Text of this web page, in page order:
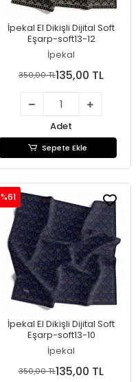
İpekal El Dikişli Dijital Soft
Eşarp-soft13-12
İpekal
350,00 TL135,00 TL
Adet
Sepete Ekle
İpekal El Dikişli Dijital Soft
Eşarp-soft13-10
İpekal
%61
350,00 TL135,00 TL